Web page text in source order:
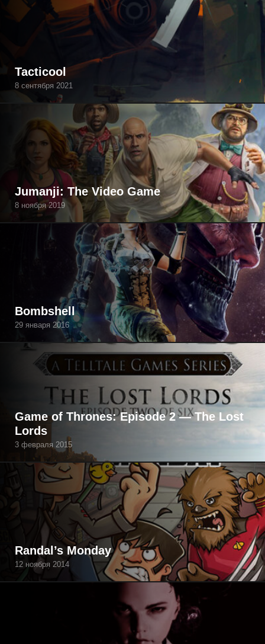
Tacticool
8 сентября 2021
Jumanji: The Video Game
8 ноября 2019
Bombshell
29 января 2016
Game of Thrones: Episode 2 — The Lost
Lords
3 февраля 2015
Randal’s Monday
12 ноября 2014